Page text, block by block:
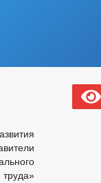
МАЛОГО И
ФУНКЦИИ
И
СВЕДЕНИЯ О